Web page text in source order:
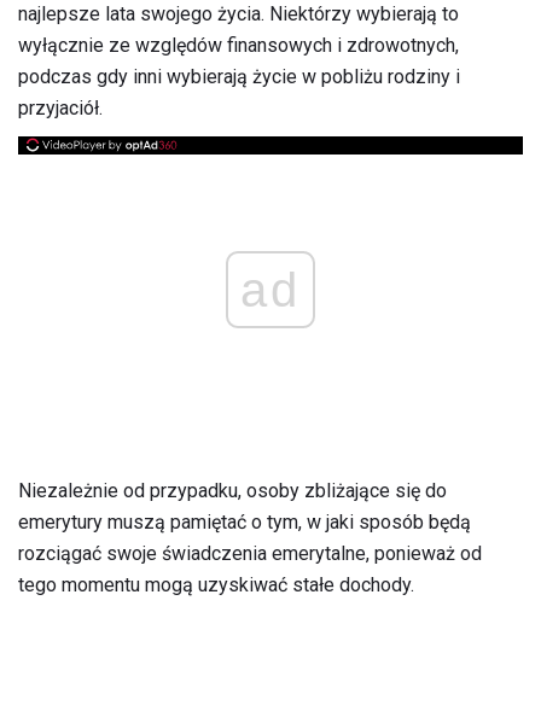
najlepsze lata swojego życia. Niektórzy wybierają to
wyłącznie ze względów finansowych i zdrowotnych,
podczas gdy inni wybierają życie w pobliżu rodziny i
przyjaciół.
ad
Niezależnie od przypadku, osoby zbliżające się do
emerytury muszą pamiętać o tym, w jaki sposób będą
rozciągać swoje świadczenia emerytalne, ponieważ od
tego momentu mogą uzyskiwać stałe dochody.